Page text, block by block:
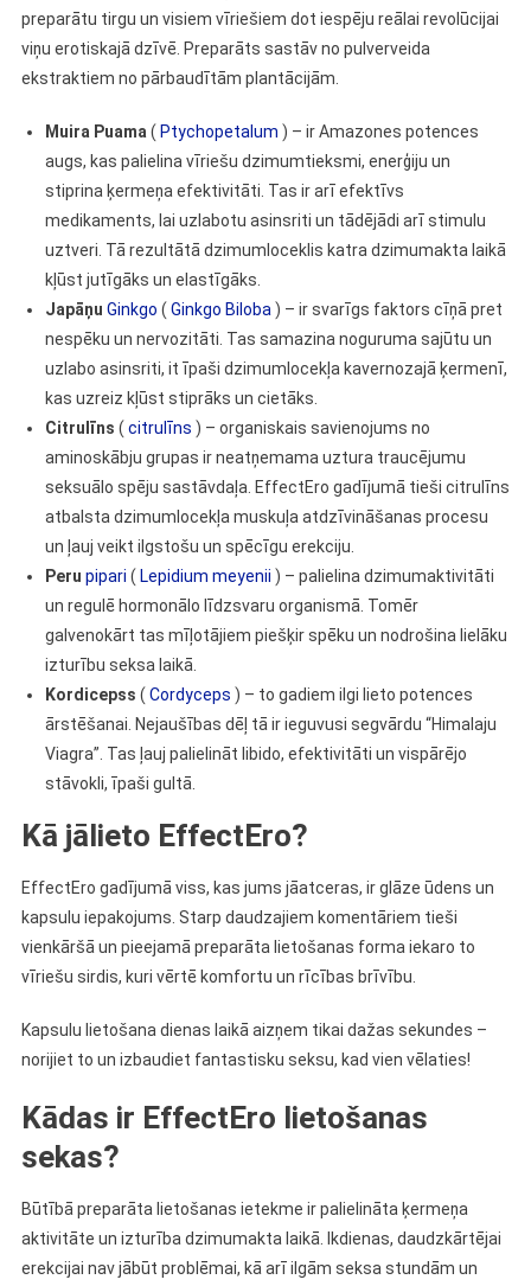
preparātu tirgu un visiem vīriešiem dot iespēju reālai revolūcijai
viņu erotiskajā dzīvē. Preparāts sastāv no pulverveida
ekstraktiem no pārbaudītām plantācijām.
Muira Puama ( Ptychopetalum ) – ir Amazones potences
augs, kas palielina vīriešu dzimumtieksmi, enerģiju un
stiprina ķermeņa efektivitāti. Tas ir arī efektīvs
medikaments, lai uzlabotu asinsriti un tādējādi arī stimulu
uztveri. Tā rezultātā dzimumloceklis katra dzimumakta laikā
kļūst jutīgāks un elastīgāks.
Japāņu Ginkgo ( Ginkgo Biloba ) – ir svarīgs faktors cīņā pret
nespēku un nervozitāti. Tas samazina noguruma sajūtu un
uzlabo asinsriti, it īpaši dzimumlocekļa kavernozajā ķermenī,
kas uzreiz kļūst stiprāks un cietāks.
Citrulīns ( citrulīns ) – organiskais savienojums no
aminoskābju grupas ir neatņemama uztura traucējumu
seksuālo spēju sastāvdaļa. EffectEro gadījumā tieši citrulīns
atbalsta dzimumlocekļa muskuļa atdzīvināšanas procesu
un ļauj veikt ilgstošu un spēcīgu erekciju.
Peru pipari ( Lepidium meyenii ) – palielina dzimumaktivitāti
un regulē hormonālo līdzsvaru organismā. Tomēr
galvenokārt tas mīļotājiem piešķir spēku un nodrošina lielāku
izturību seksa laikā.
Kordicepss ( Cordyceps ) – to gadiem ilgi lieto potences
ārstēšanai. Nejaušības dēļ tā ir ieguvusi segvārdu “Himalaju
Viagra”. Tas ļauj palielināt libido, efektivitāti un vispārējo
stāvokli, īpaši gultā.
Kā jālieto EffectEro?
EffectEro gadījumā viss, kas jums jāatceras, ir glāze ūdens un
kapsulu iepakojums. Starp daudzajiem komentāriem tieši
vienkāršā un pieejamā preparāta lietošanas forma iekaro to
vīriešu sirdis, kuri vērtē komfortu un rīcības brīvību.
Kapsulu lietošana dienas laikā aizņem tikai dažas sekundes –
norijiet to un izbaudiet fantastisku seksu, kad vien vēlaties!
Kādas ir EffectEro lietošanas
sekas?
Būtībā preparāta lietošanas ietekme ir palielināta ķermeņa
aktivitāte un izturība dzimumakta laikā. Ikdienas, daudzkārtējai
erekcijai nav jābūt problēmai, kā arī ilgām seksa stundām un